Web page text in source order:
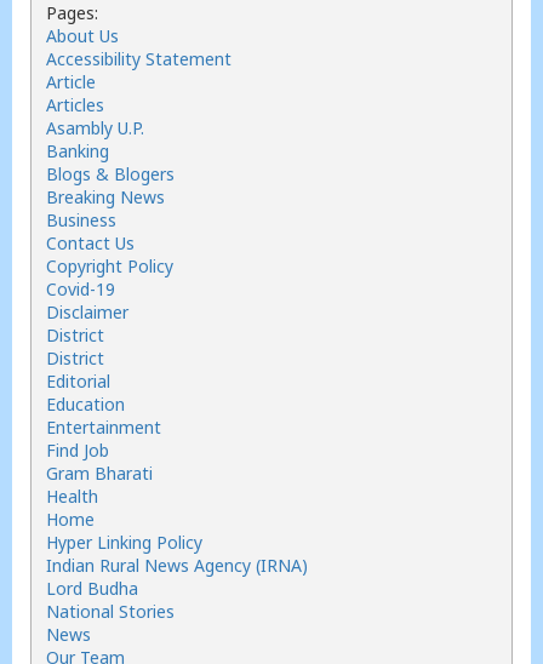
Pages:
About Us
Accessibility Statement
Article
Articles
Asambly U.P.
Banking
Blogs & Blogers
Breaking News
Business
Contact Us
Copyright Policy
Covid-19
Disclaimer
District
District
Editorial
Education
Entertainment
Find Job
Gram Bharati
Health
Home
Hyper Linking Policy
Indian Rural News Agency (IRNA)
Lord Budha
National Stories
News
Our Team